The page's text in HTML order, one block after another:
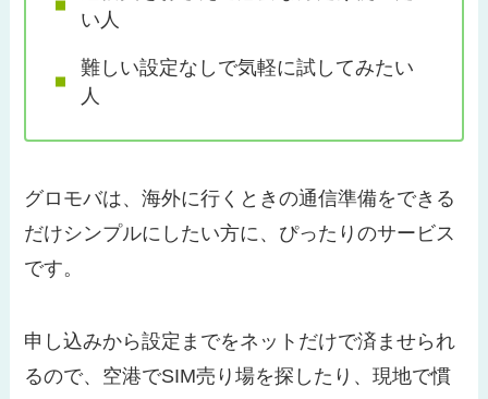
い人
難しい設定なしで気軽に試してみたい
人
グロモバは、海外に行くときの通信準備をできる
だけシンプルにしたい方に、ぴったりのサービス
です。
申し込みから設定までをネットだけで済ませられ
るので、空港でSIM売り場を探したり、現地で慣